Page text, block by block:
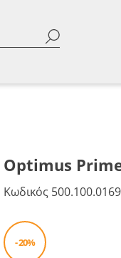
Optimus
Κωδικός 500.100.0169
- 20%